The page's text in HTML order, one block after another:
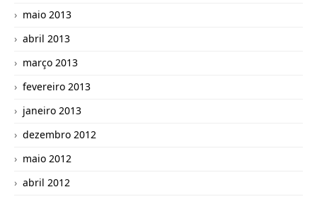
maio 2013
abril 2013
março 2013
fevereiro 2013
janeiro 2013
dezembro 2012
maio 2012
abril 2012